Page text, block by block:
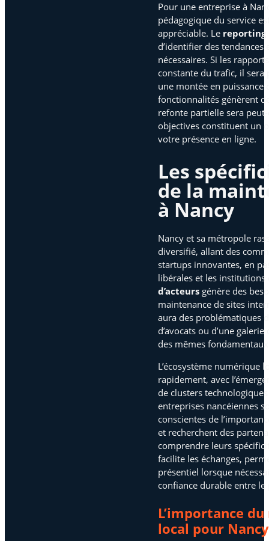
Pour une entreprise à
pédagogique du service
appréciable. Le reporting
d’identifier des tendances
nécessaires. Si les
constante du trafic, il sera
une montée en puissance
fonctionnalités génèrent
refonte partielle sera
objectives constituent un
votre présence en ligne.
Les
de la
à Nancy
Nancy et sa métropole
diversifié, allant des
startups innovantes, en
libérales et les
d’acteurs génère des
maintenance de sites
aura des problématiques
d’avocats ou d’une
des mêmes
L’écosystème numérique
rapidement, avec
de clusters
entreprises nancéiennes
conscientes de
et recherchent des
comprendre leurs
facilite les échanges,
présentiel lorsque
confiance durable entre
L’importance
local pour Nancy